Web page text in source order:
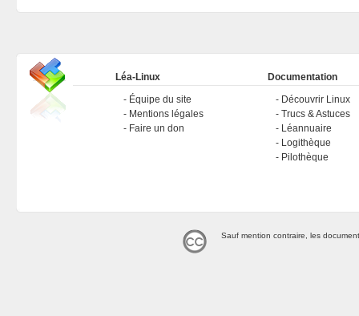
Léa-Linux
Équipe du site
Mentions légales
Faire un don
Documentation
Découvrir Linux
Trucs & Astuces
Léannuaire
Logithèque
Pilothèque
Sauf mention contraire, les